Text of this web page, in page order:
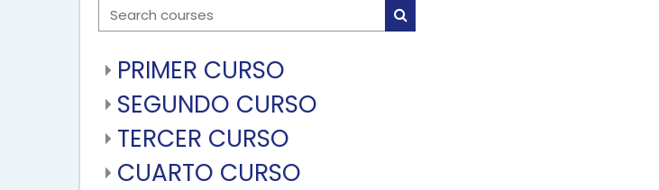
Search courses
Search courses
PRIMER CURSO
SEGUNDO CURSO
TERCER CURSO
CUARTO CURSO